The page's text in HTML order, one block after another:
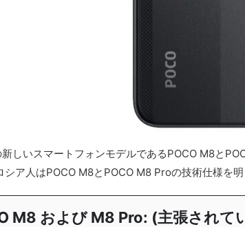
しいスマートフォンモデルであるPOCO M8と
ア人はPOCO M8とPOCO M8 Proの技術仕様を
M8 および M8 Pro: (主張されて